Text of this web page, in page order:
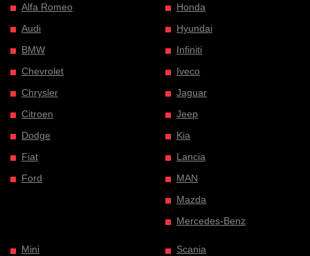
Alfa Romeo
Audi
BMW
Chevrolet
Chrysler
Citroen
Dodge
Fiat
Ford
Honda
Hyundai
Infiniti
Iveco
Jaguar
Jeep
Kia
Lancia
MAN
Mazda
Mercedes-Benz
Mini
Scania